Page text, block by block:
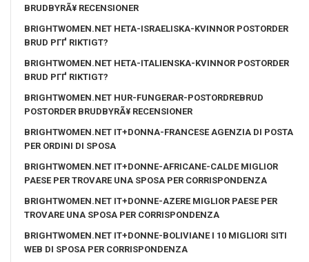
BRUDBYRÃ¥ RECENSIONER
BRIGHTWOMEN.NET HETA-ISRAELISKA-KVINNOR POSTORDER
BRUD PГҐ RIKTIGT?
BRIGHTWOMEN.NET HETA-ITALIENSKA-KVINNOR POSTORDER
BRUD PГҐ RIKTIGT?
BRIGHTWOMEN.NET HUR-FUNGERAR-POSTORDREBRUD
POSTORDER BRUDBYRÃ¥ RECENSIONER
BRIGHTWOMEN.NET IT+DONNA-FRANCESE AGENZIA DI POSTA
PER ORDINI DI SPOSA
BRIGHTWOMEN.NET IT+DONNE-AFRICANE-CALDE MIGLIOR
PAESE PER TROVARE UNA SPOSA PER CORRISPONDENZA
BRIGHTWOMEN.NET IT+DONNE-AZERE MIGLIOR PAESE PER
TROVARE UNA SPOSA PER CORRISPONDENZA
BRIGHTWOMEN.NET IT+DONNE-BOLIVIANE I 10 MIGLIORI SITI
WEB DI SPOSA PER CORRISPONDENZA